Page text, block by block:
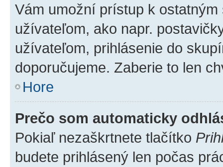
Vám umožní prístup k
užívateľom, ako napr.
užívateľom, prihlásenie do
doporučujeme. Zaberie to len
Hore
Prečo som automaticky
Pokiaľ nezaškrtnete tlačítko
budete prihlásený len počas